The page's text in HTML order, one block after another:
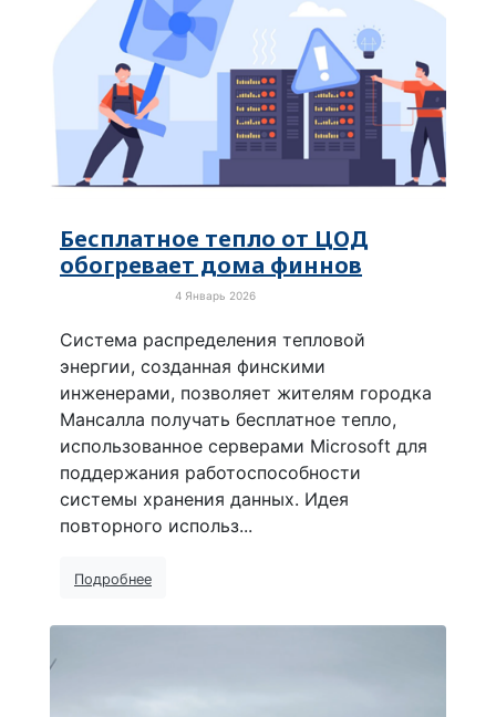
Бесплатное тепло от ЦОД
обогревает дома финнов
4 Январь 2026
Система распределения тепловой
энергии, созданная финскими
инженерами, позволяет жителям городка
Мансалла получать бесплатное тепло,
использованное серверами Microsoft для
поддержания работоспособности
системы хранения данных. Идея
повторного использ...
Подробнее